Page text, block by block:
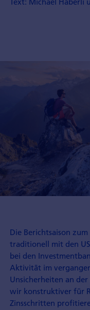
Die Berichtsaison
traditionell mit den
bei den
Aktivität im
Unsicherheiten an
wir konstruktiver für
Zinsschritten